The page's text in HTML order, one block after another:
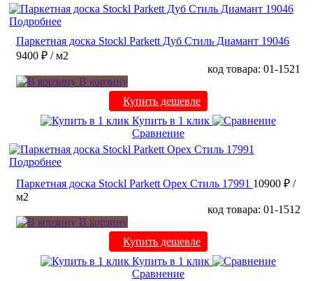
Подробнее
Паркетная доска Stockl Parkett Дуб Стиль Диамант 19046
9400 ₽ / м2
код товара: 01-1521
В корзину
Купить дешевле
Купить в 1 клик
Сравнение
Подробнее
Паркетная доска Stockl Parkett Орех Стиль 17991 10900 ₽ /
м2
код товара: 01-1512
В корзину
Купить дешевле
Купить в 1 клик
Сравнение